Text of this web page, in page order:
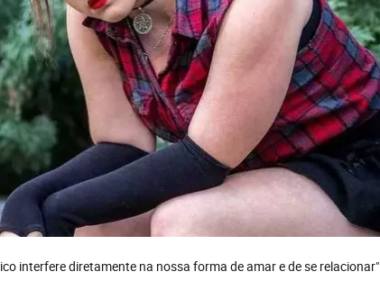
interfere diretamente na nossa forma de amar e de se relacionar"